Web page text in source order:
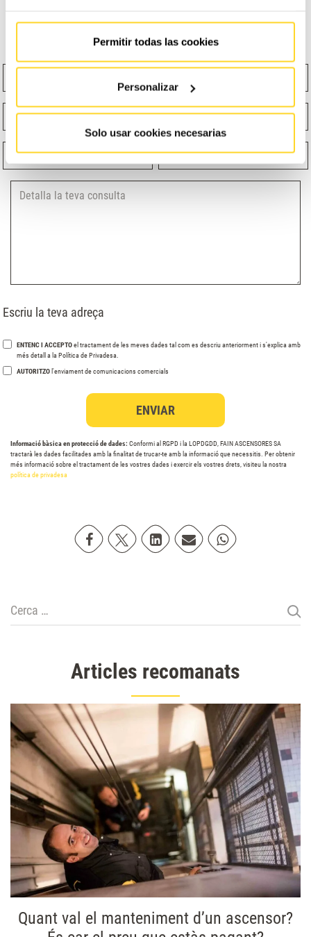
Permitir todas las cookies
Personalizar
Solo usar cookies necesarias
Nom Cognoms
Email Telèfon
Quina funció et descriu millor? Selecciona un producte
Escriu la teva adreça
ENTENC I ACCEPTOel tractament de les meves dades tal com es descriu anteriorment i s'explica amb
més detall a la Política de Privadesa.
AUTORITZO l'enviament de comunicacions comercials
Informació bàsica en protecció de dades: Conformi al RGPD i la LOPDGDD, FAIN ASCENSORES SA
tractarà les dades facilitades amb la finalitat de trucar-te amb la informació que necessitis. Per obtenir
més informació sobre el tractament de les vostres dades i exercir els vostres drets, visiteu la nostra
política de privadesa
Compartir a Facebook
Compartir a Twitter
Compartir a Linkedin
Compartir peremail
Compartir a
Cerca:
Articles recomanats
Quant val el manteniment d’un ascensor?